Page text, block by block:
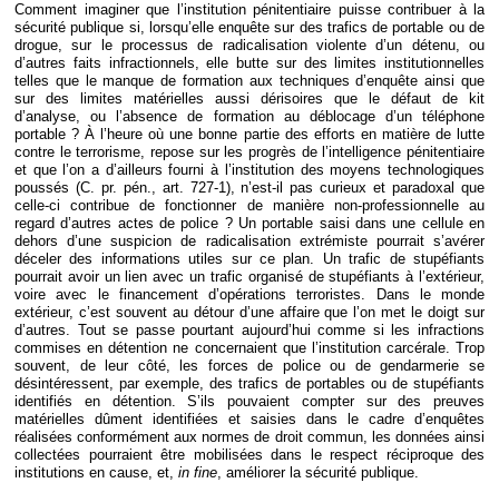
Comment imaginer que l’institution pénitentiaire puisse contribuer à la
sécurité publique si, lorsqu’elle enquête sur des trafics de portable ou de
drogue, sur le processus de radicalisation violente d’un détenu, ou
d’autres faits infractionnels, elle butte sur des limites institutionnelles
telles que le manque de formation aux techniques d’enquête ainsi que
sur des limites matérielles aussi dérisoires que le défaut de kit
d’analyse, ou l’absence de formation au déblocage d’un téléphone
portable ? À l’heure où une bonne partie des efforts en matière de lutte
contre le terrorisme, repose sur les progrès de l’intelligence pénitentiaire
et que l’on a d’ailleurs fourni à l’institution des moyens technologiques
poussés (C. pr. pén., art. 727-1), n’est-il pas curieux et paradoxal que
celle-ci contribue de fonctionner de manière non-professionnelle au
regard d’autres actes de police ? Un portable saisi dans une cellule en
dehors d’une suspicion de radicalisation extrémiste pourrait s’avérer
déceler des informations utiles sur ce plan. Un trafic de stupéfiants
pourrait avoir un lien avec un trafic organisé de stupéfiants à l’extérieur,
voire avec le financement d’opérations terroristes. Dans le monde
extérieur, c’est souvent au détour d’une affaire que l’on met le doigt sur
d’autres. Tout se passe pourtant aujourd’hui comme si les infractions
commises en détention ne concernaient que l’institution carcérale. Trop
souvent, de leur côté, les forces de police ou de gendarmerie se
désintéressent, par exemple, des trafics de portables ou de stupéfiants
identifiés en détention. S’ils pouvaient compter sur des preuves
matérielles dûment identifiées et saisies dans le cadre d’enquêtes
réalisées conformément aux normes de droit commun, les données ainsi
collectées pourraient être mobilisées dans le respect réciproque des
institutions en cause, et, in fine, améliorer la sécurité publique.